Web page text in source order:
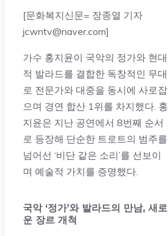
[문화복지신문= 장종열 기자
jcwntv@naver.com]
가수 홍지윤이 국악의 정가와 현대
적 발라드를 결합한 독창적인 무대
로 전문가와 대중을 동시에 사로잡
으며 경연 합산 1위를 차지했다. 홍
지윤은 지난 공연에서 8번째 순서
로 등장해 단순한 트로트의 범주를
넘어선 ‘비단 같은 소리’를 선보이
며 예술적 가치를 증명했다.
국악 ‘정가’와 발라드의 만남, 새로
운 장르 개척